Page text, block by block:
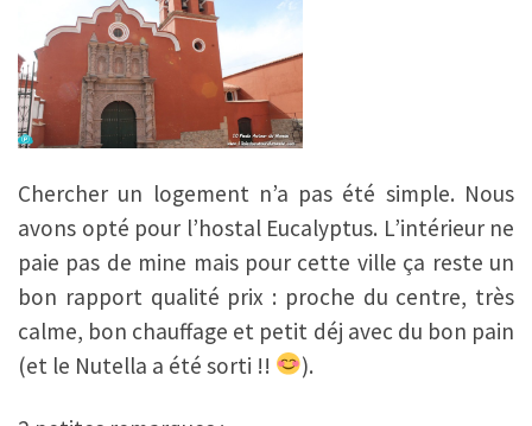
Chercher un logement n’a pas été simple. Nous
avons opté pour l’hostal Eucalyptus. L’intérieur ne
paie pas de mine mais pour cette ville ça reste un
bon rapport qualité prix : proche du centre, très
calme, bon chauffage et petit déj avec du bon pain
(et le Nutella a été sorti !!
).